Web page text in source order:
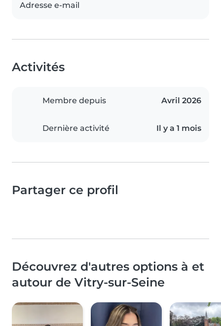
Adresse e-mail
Activités
Membre depuis Avril 2026
Dernière activité Il y a 1 mois
Partager ce profil
Découvrez d'autres options à et
autour de Vitry-sur-Seine